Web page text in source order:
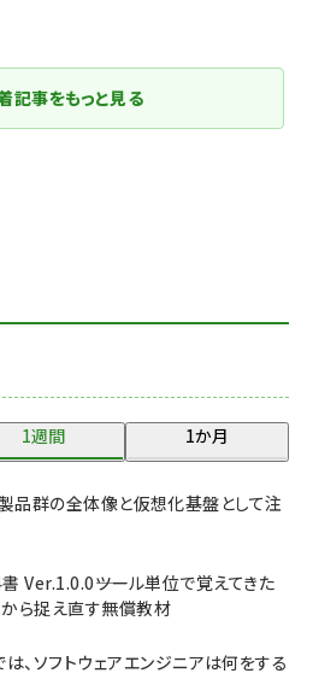
1週間 1か月
品群の全体像と仮想化基盤として注
Ver.1.0.0――ツール単位で覚えてきた
ら捉え直す無償教材
、ソフトウェアエンジニアは何をする
記事をもっと見る